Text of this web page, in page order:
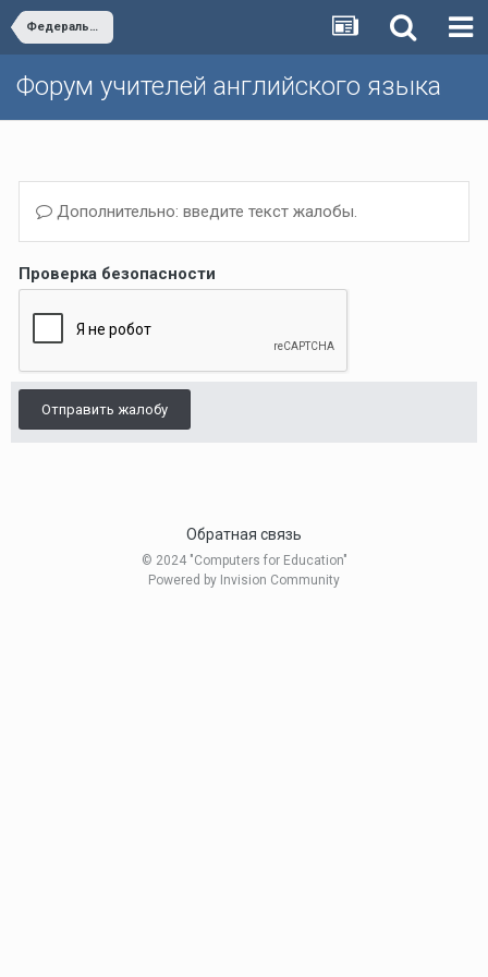
Федеральный перечень
Форум учителей английского языка
Дополнительно: введите текст жалобы.
Проверка безопасности
Отправить жалобу
Обратная связь
© 2024 "Computers for Education"
Powered by Invision Community